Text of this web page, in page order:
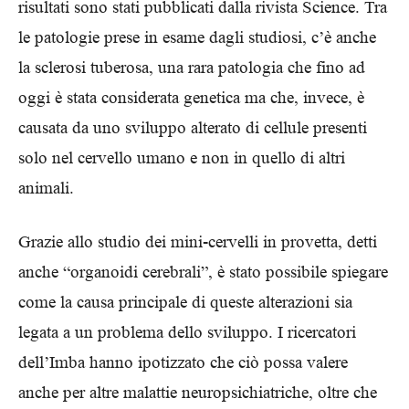
risultati sono stati pubblicati dalla rivista Science. Tra
le patologie prese in esame dagli studiosi, c’è anche
la sclerosi tuberosa, una rara patologia che fino ad
oggi è stata considerata genetica ma che, invece, è
causata da uno sviluppo alterato di cellule presenti
solo nel cervello umano e non in quello di altri
animali.
Grazie allo studio dei mini-cervelli in provetta, detti
anche “organoidi cerebrali”, è stato possibile spiegare
come la causa principale di queste alterazioni sia
legata a un problema dello sviluppo. I ricercatori
dell’Imba hanno ipotizzato che ciò possa valere
anche per altre malattie neuropsichiatriche, oltre che